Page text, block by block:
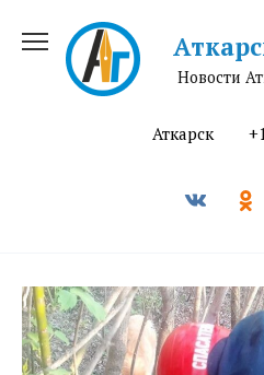
содержанию
Новости
Аткарск